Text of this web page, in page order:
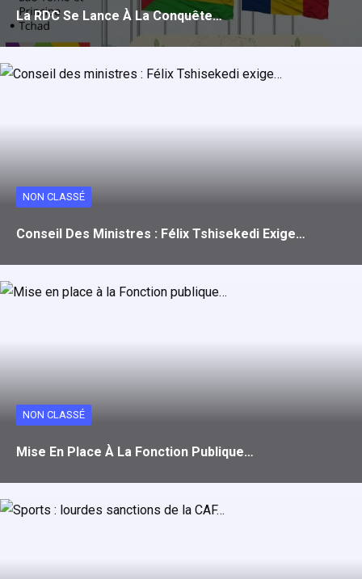
La RDC Se Lance À La Conquête…
NON CLASSÉ
Conseil Des Ministres : Félix Tshisekedi Exige…
NON CLASSÉ
Mise En Place À La Fonction Publique…